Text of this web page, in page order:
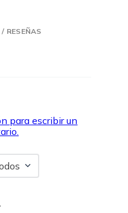
RESEÑAS
para escribir un